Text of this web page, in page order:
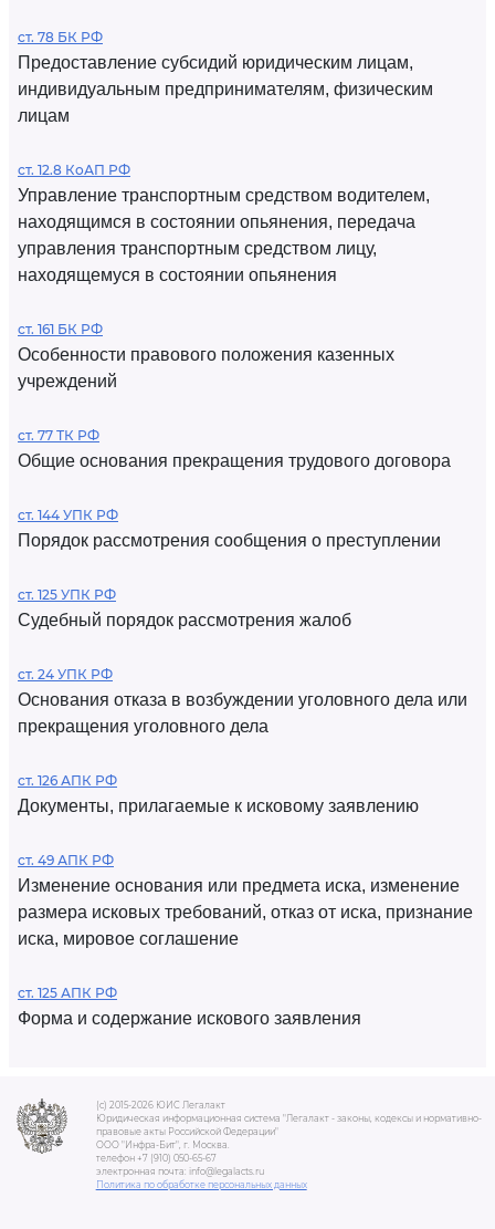
ст. 78 БК РФ
Предоставление субсидий юридическим лицам,
индивидуальным предпринимателям, физическим
лицам
ст. 12.8 КоАП РФ
Управление транспортным средством водителем,
находящимся в состоянии опьянения, передача
управления транспортным средством лицу,
находящемуся в состоянии опьянения
ст. 161 БК РФ
Особенности правового положения казенных
учреждений
ст. 77 ТК РФ
Общие основания прекращения трудового договора
ст. 144 УПК РФ
Порядок рассмотрения сообщения о преступлении
ст. 125 УПК РФ
Судебный порядок рассмотрения жалоб
ст. 24 УПК РФ
Основания отказа в возбуждении уголовного дела или
прекращения уголовного дела
ст. 126 АПК РФ
Документы, прилагаемые к исковому заявлению
ст. 49 АПК РФ
Изменение основания или предмета иска, изменение
размера исковых требований, отказ от иска, признание
иска, мировое соглашение
ст. 125 АПК РФ
Форма и содержание искового заявления
(c) 2015-2026 ЮИС Легалакт
Юридическая информационная система "Легалакт - законы, кодексы и нормативно-
правовые акты Российской Федерации"
ООО "Инфра-Бит", г. Москва.
телефон +7 (910) 050-65-67
электронная почта: info@legalacts.ru
Политика по обработке персональных данных